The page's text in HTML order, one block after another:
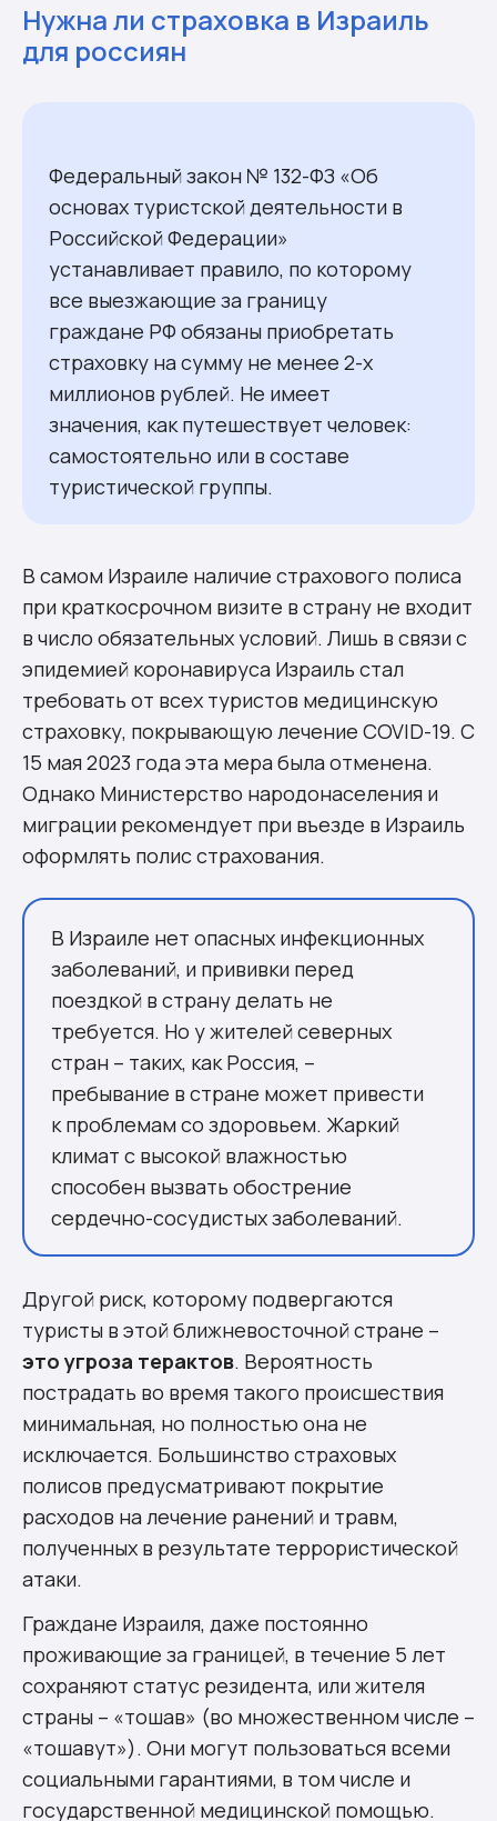
Нужна ли страховка в Израиль
для россиян
Федеральный закон № 132-ФЗ «Об
основах туристской деятельности в
Российской Федерации»
устанавливает правило, по которому
все выезжающие за границу
граждане РФ обязаны приобретать
страховку на сумму не менее 2-х
миллионов рублей. Не имеет
значения, как путешествует человек:
самостоятельно или в составе
туристической группы.
В самом Израиле наличие страхового полиса
при краткосрочном визите в страну не входит
в число обязательных условий. Лишь в связи с
эпидемией коронавируса Израиль стал
требовать от всех туристов медицинскую
страховку, покрывающую лечение COVID-19. С
15 мая 2023 года эта мера была отменена.
Однако Министерство народонаселения и
миграции рекомендует при въезде в Израиль
оформлять полис страхования.
В Израиле нет опасных инфекционных
заболеваний, и прививки перед
поездкой в страну делать не
требуется. Но у жителей северных
стран – таких, как Россия, –
пребывание в стране может привести
к проблемам со здоровьем. Жаркий
климат с высокой влажностью
способен вызвать обострение
сердечно-сосудистых заболеваний.
Другой риск, которому подвергаются
туристы в этой ближневосточной стране –
это угроза терактов. Вероятность
пострадать во время такого происшествия
минимальная, но полностью она не
исключается. Большинство страховых
полисов предусматривают покрытие
расходов на лечение ранений и травм,
полученных в результате террористической
атаки.
Граждане Израиля, даже постоянно
проживающие за границей, в течение 5 лет
сохраняют статус резидента, или жителя
страны – «тошав» (во множественном числе –
«тошавут»). Они могут пользоваться всеми
социальными гарантиями, в том числе и
государственной медицинской помощью.